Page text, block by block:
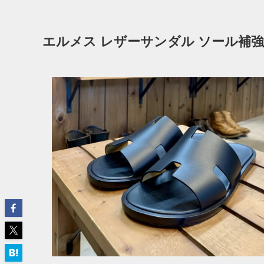
エルメス レザーサンダル ソール補